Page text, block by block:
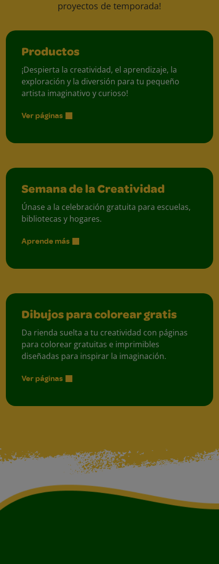
proyectos de temporada!
Productos
¡Despierta la creatividad, el aprendizaje, la
exploración y la diversión para tu pequeño
artista imaginativo y curioso!
Ver páginas
Semana de la Creatividad
Únase a la celebración gratuita para escuelas,
bibliotecas y hogares.
Aprende más
Dibujos para colorear gratis
Da rienda suelta a tu creatividad con páginas
para colorear gratuitas e imprimibles
diseñadas para inspirar la imaginación.
Ver páginas